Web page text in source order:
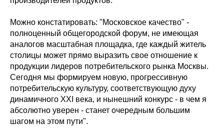
Можно констатировать: "Московское качество" -
полноценный общегородской форум, не имеющая
аналогов масштабная площадка, где каждый житель
столицы может прямо выразить свое отношение к
продукции лидеров потребительского рынка Москвы.
Сегодня мы формируем новую, прогрессивную
потребительскую культуру, соответствующую духу
динамичного XXI века, и нынешний конкурс - в чем я
абсолютно уверен - станет очередным большим
шагом на этом пути".